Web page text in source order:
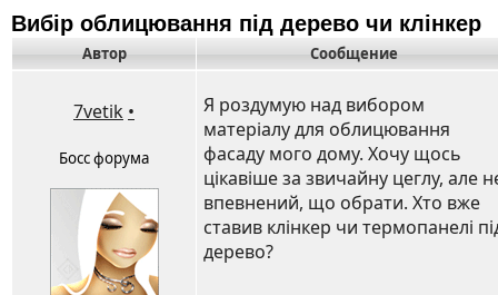
Вибір облицювання під дерево чи клінкер
Автор Сообщение
7vetik •
Босс форума
Я роздумую над вибором
матеріалу для облицювання
фасаду мого дому. Хочу щось
цікавіше за звичайну цеглу, але
впевнений, що обрати. Хто вже
ставив клінкер чи термопанелі
дерево?